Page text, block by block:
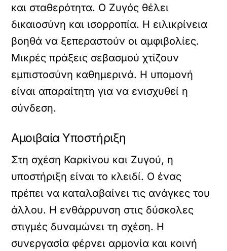
και σταθερότητα. Ο Ζυγός θέλει
δικαιοσύνη και ισορροπία. Η ειλικρίνεια
βοηθά να ξεπεραστούν οι αμφιβολίες.
Μικρές πράξεις σεβασμού χτίζουν
εμπιστοσύνη καθημερινά. Η υπομονή
είναι απαραίτητη για να ενισχυθεί η
σύνδεση.
Αμοιβαία Υποστήριξη
Στη σχέση Καρκίνου και Ζυγού, η
υποστήριξη είναι το κλειδί. Ο ένας
πρέπει να καταλαβαίνει τις ανάγκες του
άλλου. Η ενθάρρυνση στις δύσκολες
στιγμές δυναμώνει τη σχέση. Η
συνεργασία φέρνει αρμονία και κοινή